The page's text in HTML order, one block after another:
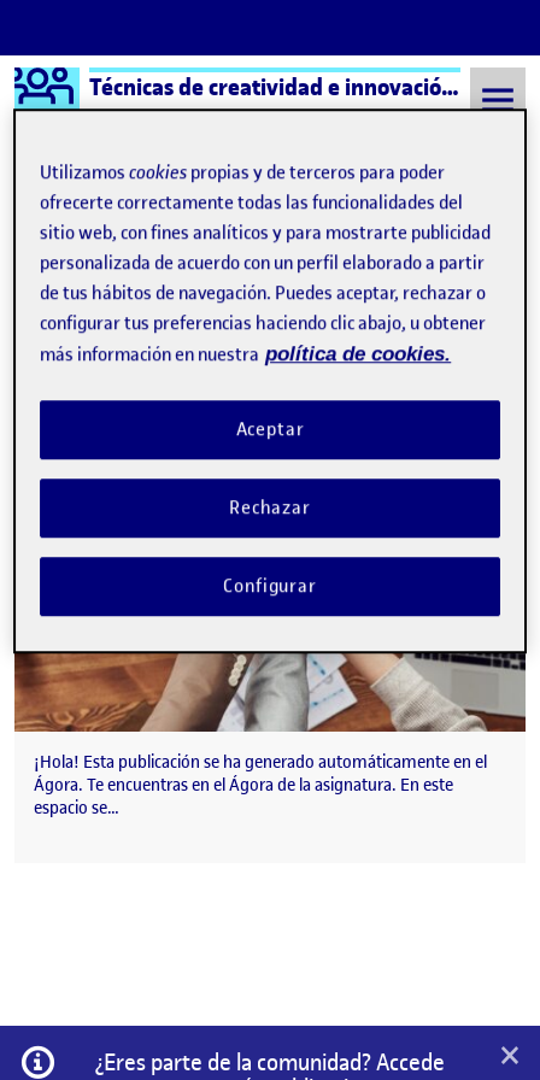
Saltar al contenido
Logo Ágora Técnicas de creatividad e innovación aula 4
Semestre 20222 - Aula 4 8 Septiembre, 2021
8 Septiembre, 2021
¡Bienvenidos y bienvenidas!
Publicado por
Folio
Fecha de publicación15 septiembre, 2022 3:41 pm
¡Hola! Esta publicación se ha generado automáticamente en el
Ágora. Te encuentras en el Ágora de la asignatura. En este
espacio se…
Información
¿Eres parte de la comunidad? Accede
×
Utilizamoscookies propias y de terceros para poder
ofrecerte correctamente todas las funcionalidades del
sitio web, con fines analíticos y para mostrarte publicidad
personalizada de acuerdo con un perfil elaborado a partir
de tus hábitos de navegación. Puedes aceptar, rechazar o
configurar tus preferencias haciendo clic abajo, u obtener
más información en nuestra política de cookies.
Rechazar
Aceptar
Configurar